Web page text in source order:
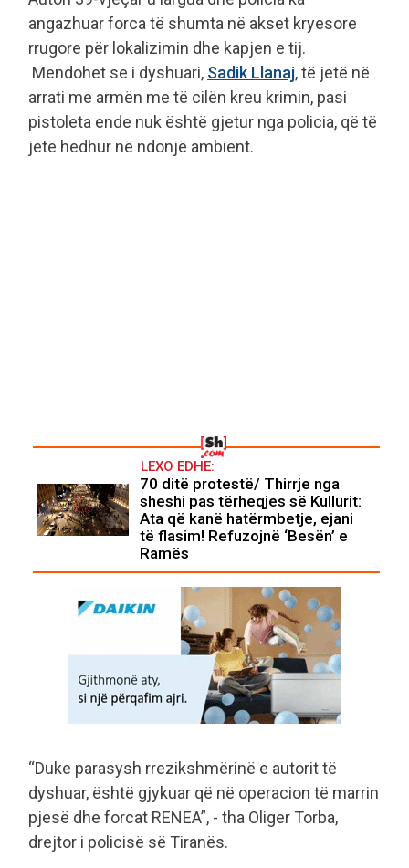
angazhuar forca të shumta në akset kryesore
rrugore për lokalizimin dhe kapjen e tij.
Mendohet se i dyshuari, Sadik Llanaj, të jetë në
arrati me armën me të cilën kreu krimin, pasi
pistoleta ende nuk është gjetur nga policia, që të
jetë hedhur në ndonjë ambient.
LEXO EDHE:
70 ditë protestë/ Thirrje nga
sheshi pas tërheqjes së Kullurit:
Ata që kanë hatërmbetje, ejani
të flasim! Refuzojnë ‘Besën’ e
Ramës
“Duke parasysh rrezikshmërinë e autorit të
dyshuar, është gjykuar që në operacion të marrin
pjesë dhe forcat RENEA”, - tha Oliger Torba,
drejtor i policisë së Tiranës.